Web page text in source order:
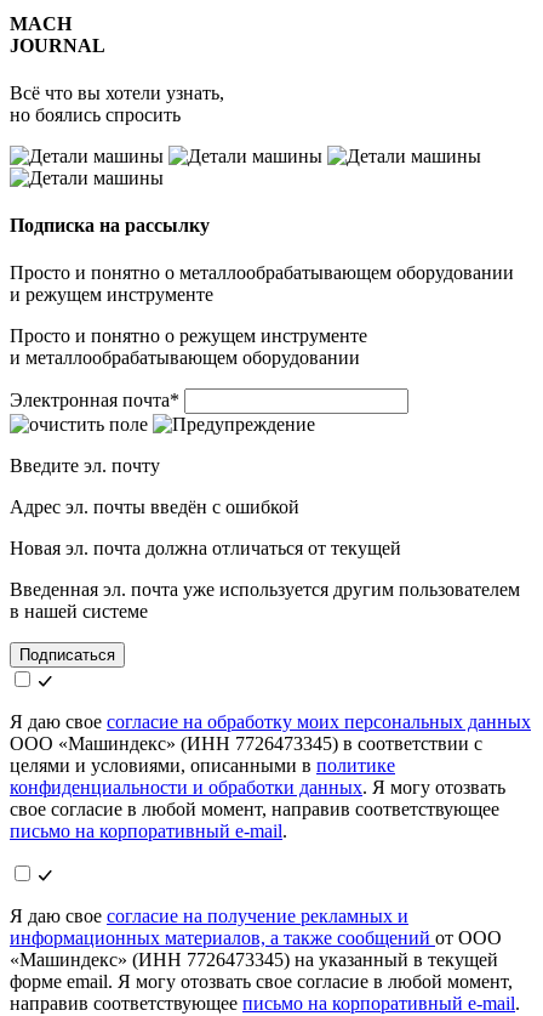
MACH
JOURNAL
Всё что вы хотели узнать,
но боялись спросить
Подписка на рассылку
Просто и понятно о металлообрабатывающем оборудовании
и режущем инструменте
Просто и понятно о режущем инструменте
и металлообрабатывающем оборудовании
Электронная почта*
Введите эл. почту
Адрес эл. почты введён с ошибкой
Новая эл. почта должна отличаться от текущей
Введенная эл. почта уже используется другим пользователем
в нашей системе
Подписаться
Я даю свое согласие на обработку моих персональных данных
ООО «Машиндекс» (ИНН 7726473345) в соответствии с
целями и условиями, описанными в политике
конфиденциальности и обработки данных. Я могу отозвать
свое согласие в любой момент, направив соответствующее
письмо на корпоративный e-mail.
Я даю свое согласие на получение рекламных и
информационных материалов, а также сообщений от ООО
«Машиндекс» (ИНН 7726473345) на указанный в текущей
форме email. Я могу отозвать свое согласие в любой момент,
направив соответствующее письмо на корпоративный e-mail.